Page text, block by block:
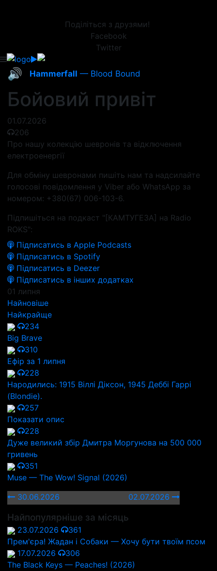
Поділіться з друзями!
Facebook
Twitter
🔊 Hammerfall — Blood Bound
Бойовий привіт
01.07.2026
206
Про нашу колекцію шевронів та відключення
електроенергії
Для обміну шевронами пишіть нам та надсилайте
голосові повідомлення у Viber або WhatsApp за
номером: +380(67) 006-103-6.
Підпишіться на подкаст "[КАМТУГЕЗА] на Radio
ROKS":
Підписатись в Apple Podcasts
Підписатись в Spotify
Підписатись в Deezer
Підписатись в інших додатках
01 липня
Найновіше
Найкрайще
234
Big Brave
310
Ефір за 1 липня
228
Народились: 1915 Віллі Діксон, 1945 Деббі Гаррі
(Blondie).
257
Показати опис
228
Дуже великий збір Дмитра Моргунова на 500 000
гривень
351
Muse — The Wow! Signal (2026)
30.06.2026
02.07.2026
Найпопулярніше за місяць
23.07.2026
361
Прем'єра! Жадан і Собаки — Хочу бути твоїм псом
17.07.2026
306
The Black Keys — Peaches! (2026)